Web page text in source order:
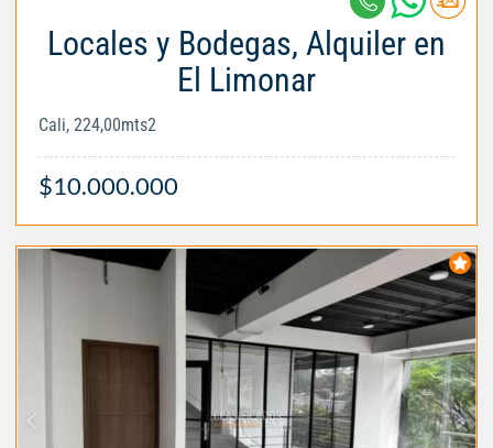
Locales y Bodegas, Alquiler en
El Limonar
Cali, 224,00mts2
$10.000.000